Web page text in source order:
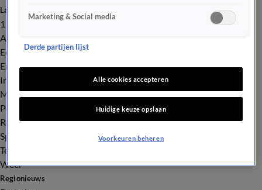
Laatste nieuws
112
Advies & Tips
Economie
Entertainment
Infrastructuur
Milieu en Gezondheid
Politiek
Royalty
Sport
Tech
Weer
Regionieuws
Marketing & Social media
Derde partijen lijst
Alle cookies accepteren
Huidige keuze opslaan
Voorkeuren beheren